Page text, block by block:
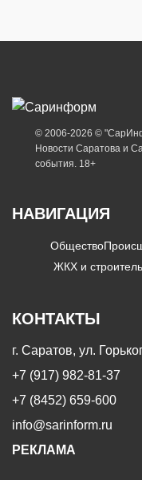
© 2006-2026 ©
Новости Саратова и
события. 18+
НАВИГАЦИЯ
Общество
ЖКХ и
КОНТАКТЫ
г. Саратов, ул.
+7 (917) 982-81-37
+7 (8452) 659-600
info@sarinform.ru
РЕКЛАМА